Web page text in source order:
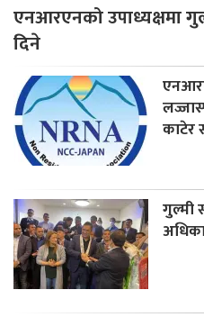
एनआरएनको उपाध्यक्षमा
दिने
काटेर
गुल्मी